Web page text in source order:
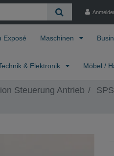
Exposé Maschinen
& Elektronik Möbel /
Steuerung Antrieb